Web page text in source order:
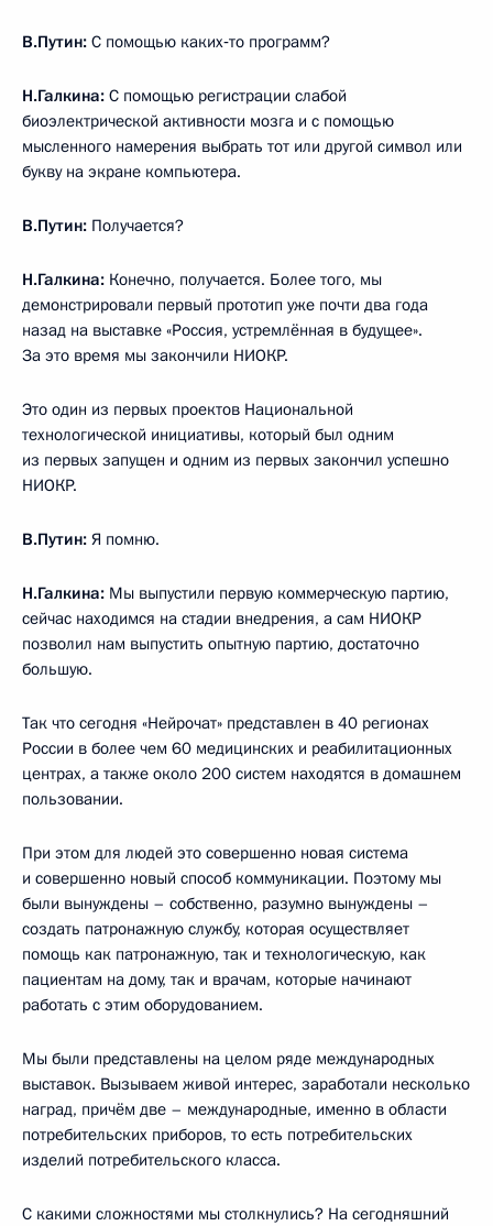
В.Путин: С помощью каких‑то программ?
Н.Галкина: С помощью регистрации слабой
биоэлектрической активности мозга и с помощью
мысленного намерения выбрать тот или другой символ или
букву на экране компьютера.
В.Путин: Получается?
Н.Галкина: Конечно, получается. Более того, мы
демонстрировали первый прототип уже почти два года
назад на выставке «Россия, устремлённая в будущее».
За это время мы закончили НИОКР.
Это один из первых проектов Национальной
технологической инициативы, который был одним
из первых запущен и одним из первых закончил успешно
НИОКР.
В.Путин: Я помню.
Н.Галкина: Мы выпустили первую коммерческую партию,
сейчас находимся на стадии внедрения, а сам НИОКР
позволил нам выпустить опытную партию, достаточно
большую.
Так что сегодня «Нейрочат» представлен в 40 регионах
России в более чем 60 медицинских и реабилитационных
центрах, а также около 200 систем находятся в домашнем
пользовании.
При этом для людей это совершенно новая система
и совершенно новый способ коммуникации. Поэтому мы
были вынуждены – собственно, разумно вынуждены –
создать патронажную службу, которая осуществляет
помощь как патронажную, так и технологическую, как
пациентам на дому, так и врачам, которые начинают
работать с этим оборудованием.
Мы были представлены на целом ряде международных
выставок. Вызываем живой интерес, заработали несколько
наград, причём две – международные, именно в области
потребительских приборов, то есть потребительских
изделий потребительского класса.
С какими сложностями мы столкнулись? На сегодняшний